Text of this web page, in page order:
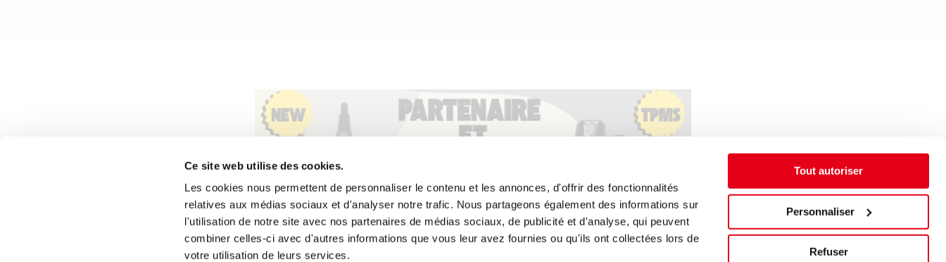
Ce site web utilise des cookies.
Les cookies nous permettent de personnaliser le contenu et les annonces, d'offrir des fonctionnalités
relatives aux médias sociaux et d'analyser notre trafic. Nous partageons également des informations sur
l'utilisation de notre site avec nos partenaires de médias sociaux, de publicité et d'analyse, qui peuvent
combiner celles-ci avec d'autres informations que vous leur avez fournies ou qu'ils ont collectées lors de
votre utilisation de leurs services.
Tout autoriser
Personnaliser
Refuser